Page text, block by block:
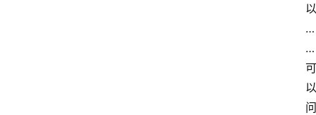
以
…
…
可
以
问